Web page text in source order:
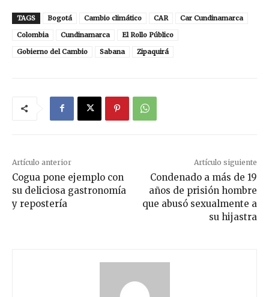
TAGS Bogotá Cambio climático CAR
Car Cundinamarca
Colombia
Cundinamarca
El Rollo Público
Gobierno del Cambio
Sabana Zipaquirá
Artículo anterior
Cogua pone ejemplo con
su deliciosa gastronomía
y repostería
Artículo siguiente
Condenado a más de 19
años de prisión hombre
que abusó sexualmente a
su hijastra